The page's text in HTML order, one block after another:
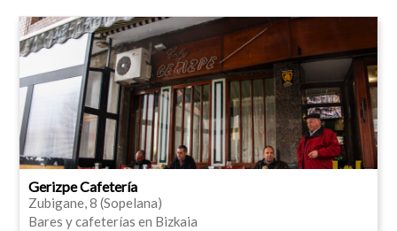
Gerizpe Cafetería
Zubigane, 8 (Sopelana)
Bares y cafeterías en Bizkaia